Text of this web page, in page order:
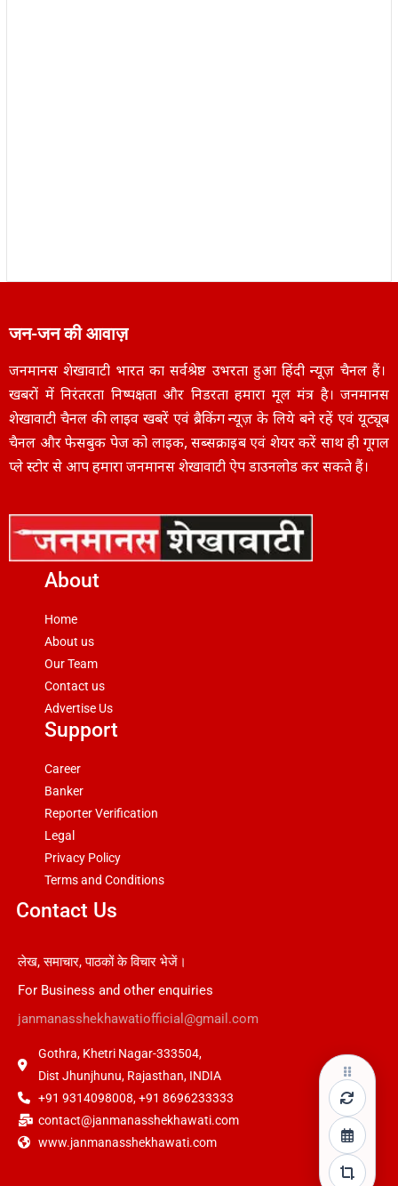
जन-जन की आवाज़
जनमानस शेखावाटी भारत का सर्वश्रेष्ठ उभरता हुआ हिंदी न्यूज़ चैनल हैं।
खबरों में निरंतरता निष्पक्षता और निडरता हमारा मूल मंत्र है। जनमानस
शेखावाटी चैनल की लाइव खबरें एवं ब्रैकिंग न्यूज़ के लिये बने रहें एवं यूट्यूब
चैनल और फेसबुक पेज को लाइक, सब्सक्राइब एवं शेयर करें साथ ही गूगल
प्ले स्टोर से आप हमारा जनमानस शेखावाटी ऐप डाउनलोड कर सकते हैं।
About
Home
About us
Our Team
Contact us
Advertise Us
Support
Career
Banker
Reporter Verification
Legal
Privacy Policy
Terms and Conditions
Contact Us
लेख, समाचार, पाठकों के विचार भेजें।
For Business and other enquiries
janmanasshekhawatiofficial@gmail.com
Gothra, Khetri Nagar-333504,
Dist Jhunjhunu, Rajasthan, INDIA
+91 9314098008, +91 8696233333
contact@janmanasshekhawati.com
www.janmanasshekhawati.com